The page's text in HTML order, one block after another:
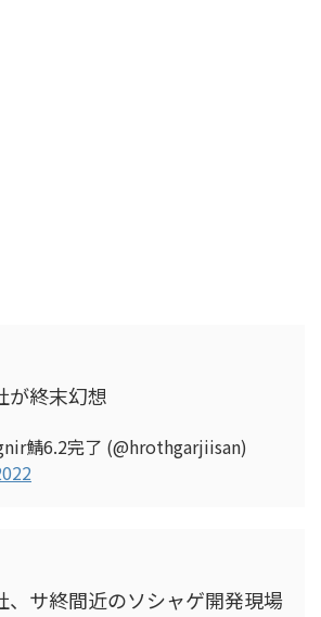
が終末幻想
鯖6.2完了 (@hrothgarjiisan)
、サ終間近のソシャゲ開発現場